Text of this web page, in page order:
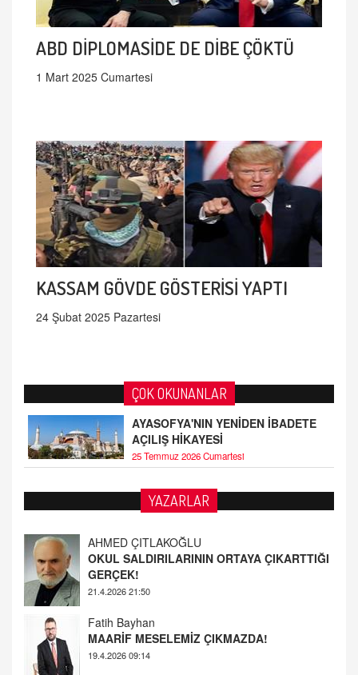
ABD DİPLOMASİDE DE DİBE ÇÖKTÜ
1 Mart 2025 Cumartesi
KASSAM GÖVDE GÖSTERİSİ YAPTI
24 Şubat 2025 Pazartesi
ÇOK OKUNANLAR
AYASOFYA'NIN YENİDEN İBADETE
AÇILIŞ HİKAYESİ
25 Temmuz 2026 Cumartesi
YAZARLAR
AHMED ÇITLAKOĞLU
OKUL SALDIRILARININ ORTAYA ÇIKARTTIĞI
21.4.2026 21:50
Fatih Bayhan
MAARİF MESELEMİZ ÇIKMAZDA!
YUSUF YAVUZYILMAZ